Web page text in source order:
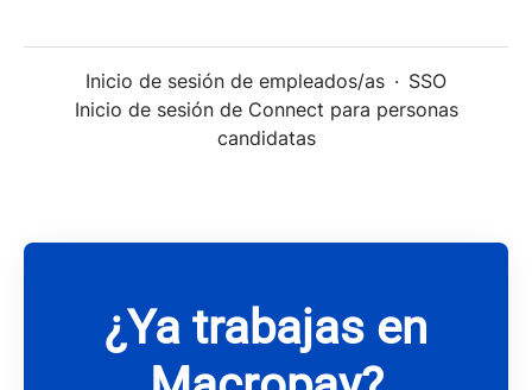
Inicio de sesión de empleados/as · SSO
Inicio de sesión de Connect para personas
candidatas
¿Ya trabajas en